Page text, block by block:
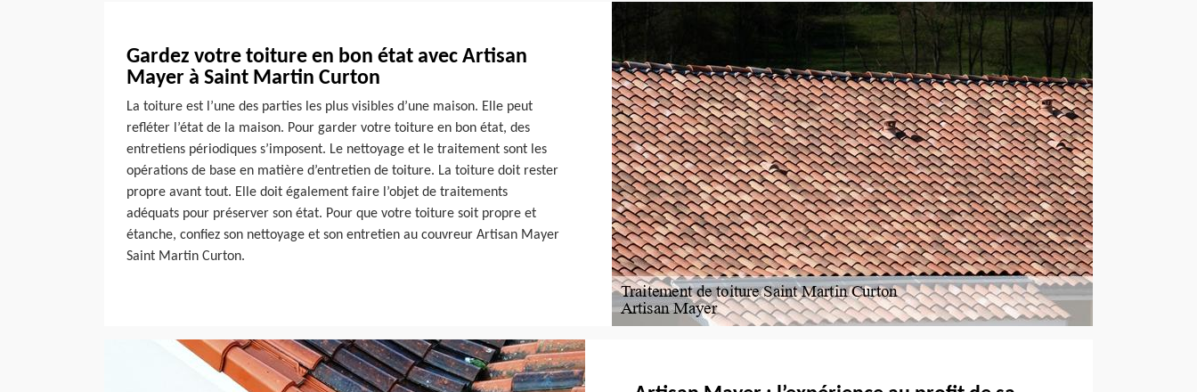
Gardez votre toiture en bon état avec Artisan
Mayer à Saint Martin Curton
La toiture est l’une des parties les plus visibles d’une maison. Elle peut
refléter l’état de la maison. Pour garder votre toiture en bon état, des
entretiens périodiques s’imposent. Le nettoyage et le traitement sont les
opérations de base en matière d’entretien de toiture. La toiture doit rester
propre avant tout. Elle doit également faire l’objet de traitements
adéquats pour préserver son état. Pour que votre toiture soit propre et
étanche, confiez son nettoyage et son entretien au couvreur Artisan Mayer
Saint Martin Curton.